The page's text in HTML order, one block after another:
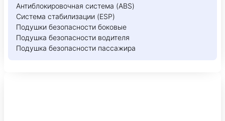
Антиблокировочная система (ABS)
Система стабилизации (ESP)
Подушки безопасности боковые
Подушка безопасности водителя
Подушка безопасности пассажира